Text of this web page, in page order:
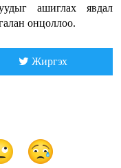
ашиглах явдал
онцоллоо.
Жиргэх